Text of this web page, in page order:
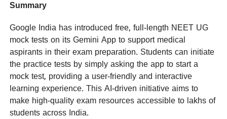
Summary
Google India has introduced free, full-length NEET UG
mock tests on its Gemini App to support medical
aspirants in their exam preparation. Students can initiate
the practice tests by simply asking the app to start a
mock test, providing a user-friendly and interactive
learning experience. This AI-driven initiative aims to
make high-quality exam resources accessible to lakhs of
students across India.